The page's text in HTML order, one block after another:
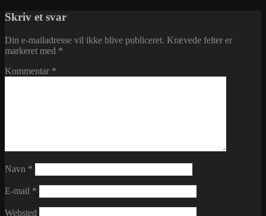
Skriv et svar
Din e-mailadresse vil ikke blive publiceret. Krævede felter er
markeret med *
Kommentar *
Navn *
E-mail *
Websted